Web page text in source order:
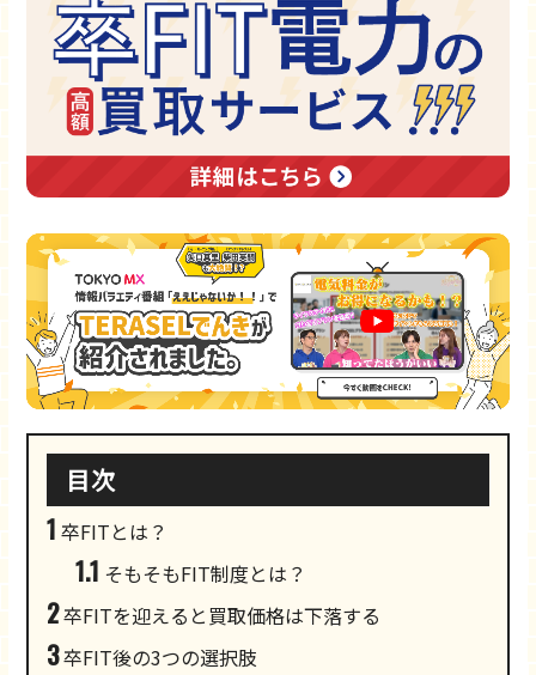
目次
1 卒FITとは？
1.1 そもそもFIT制度とは？
2卒FITを迎えると買取価格は下落する
3卒FIT後の3つの選択肢